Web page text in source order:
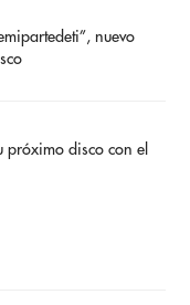
nuevo
próximo disco con el